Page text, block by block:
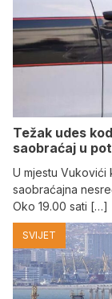
Težak udes
saobraćaj u
U mjestu
saobraćajna
Oko 19.00 sati […]
SVIJET